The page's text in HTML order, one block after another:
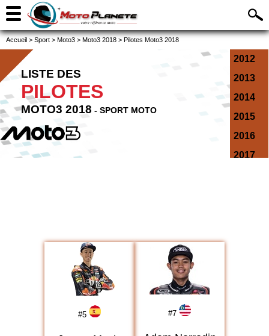
Accueil > Sport > Moto3 > Moto3 2018 > Pilotes Moto3 2018
2012
2013
2014
2015
2016
2017
LISTE DES
PILOTES
MOTO3 2018 - SPORT MOTO
#5 #7